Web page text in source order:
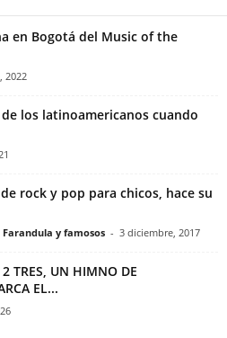
en Bogotá del Music of the
2022
los latinoamericanos cuando
rock y pop para chicos, hace su
y famosos - 3 diciembre, 2017
TRES, UN HIMNO DE
EL...